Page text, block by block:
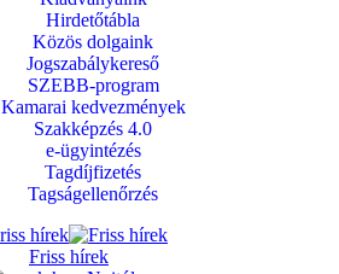
Hirdetőtábla
Közös dolgaink
Jogszabálykereső
SZEBB-program
Kamarai kedvezmények
Szakképzés 4.0
e-ügyintézés
Tagdíjfizetés
Tagságellenőrzés
Friss hírek